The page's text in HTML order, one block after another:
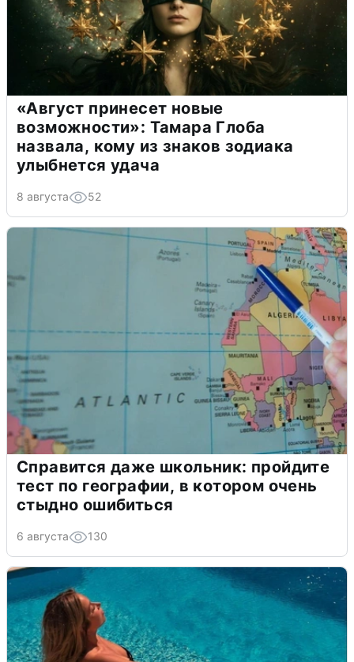
«Август принесет новые
возможности»: Тамара Глоба
назвала, кому из знаков зодиака
улыбнется удача
8 августа 52
Справится даже школьник: пройдите
тест по географии, в котором очень
стыдно ошибиться
6 августа 130